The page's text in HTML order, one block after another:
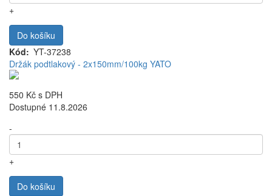
+
Do košíku
Kód
YT-37238
Držák podtlakový - 2x150mm/100kg YATO
550 Kč s DPH
Dostupné 11.8.2026
-
+
Do košíku